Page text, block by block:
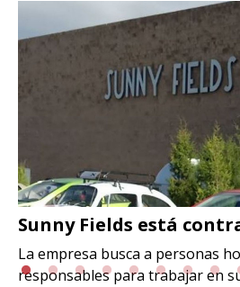
Sunny Fields está
La empresa busca a personas
responsables para trabajar en